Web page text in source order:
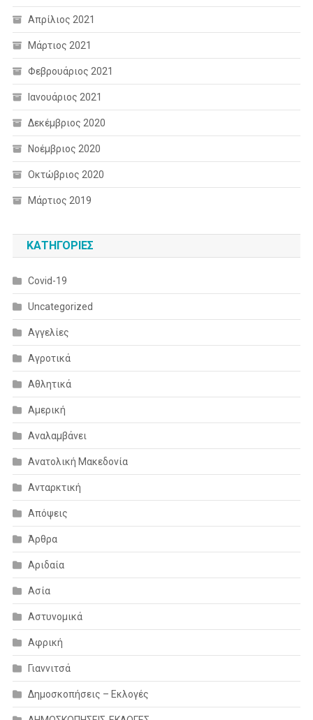
Απρίλιος 2021
Μάρτιος 2021
Φεβρουάριος 2021
Ιανουάριος 2021
Δεκέμβριος 2020
Νοέμβριος 2020
Οκτώβριος 2020
Μάρτιος 2019
KΑΤΗΓΟΡΊΕΣ
Covid-19
Uncategorized
Αγγελίες
Αγροτικά
Αθλητικά
Αμερική
Αναλαμβάνει
Ανατολική Μακεδονία
Ανταρκτική
Απόψεις
Άρθρα
Αριδαία
Ασία
Αστυνομικά
Αφρική
Γιαννιτσά
Δημοσκοπήσεις – Εκλογές